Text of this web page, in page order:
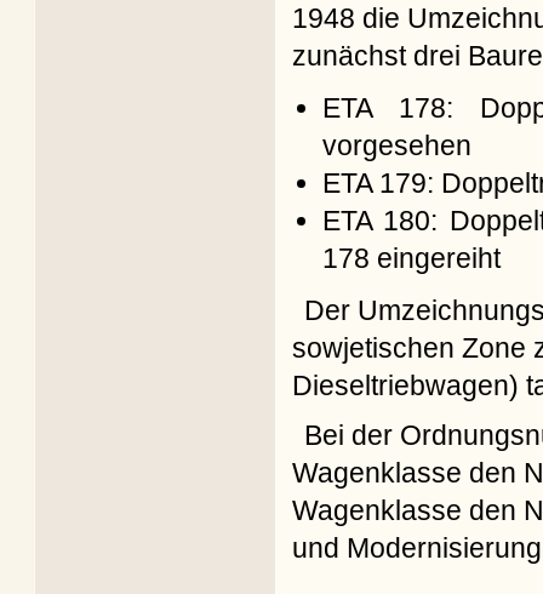
1948 die
zunächst drei
ETA 178:
vorgesehen
ETA 179:
ETA 180:
178 eingereiht
Der
sowjetischen Zone
Dieseltriebwagen)
Bei der
Wagenklasse den
Wagenklasse den
und